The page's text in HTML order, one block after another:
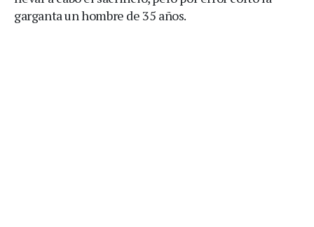
garganta un hombre de 35 años.